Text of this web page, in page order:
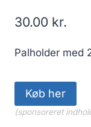
30.00 kr.
Palholder med
Køb her
(sponsoreret